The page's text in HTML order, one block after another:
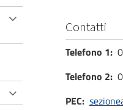
Contatti
Telefono 1
Telefono 2
PEC